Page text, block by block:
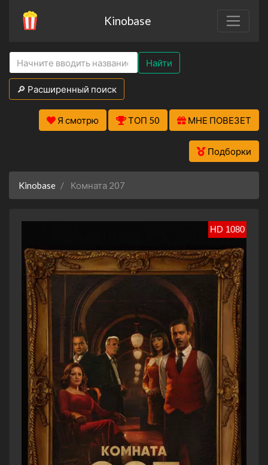
Kinobase
Найти
🔎 Расширенный поиск
Я смотрю ТОП 50 МНЕ ПОВЕЗЕТ
Подборки
Kinobase Комната 207
HD 1080